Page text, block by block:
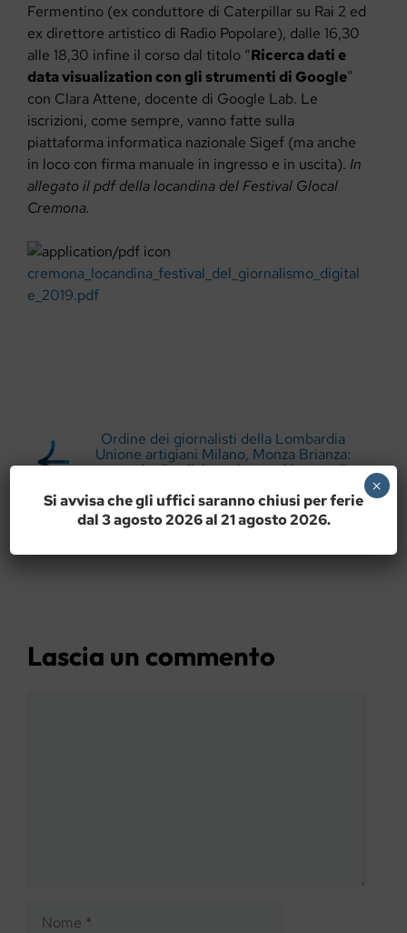
Fermentino (ex conduttore di Caterpillar su Rai 2 ed
ex direttore artistico di Radio Popolare), dalle 16,30
alle 18,30 infine il corso dal titolo “Ricerca dati e
data visualization con gli strumenti di Google”
con Clara Attene, docente di Google Lab. Le
iscrizioni, come sempre, vanno fatte sulla
piattaforma informatica nazionale Sigef (ma anche
in loco con firma manuale in ingresso e in uscita). In
allegato il pdf della locandina del Festival Glocal
Cremona.
cremona_locandina_festival_del_giornalismo_digital
e_2019.pdf
Ordine dei giornalisti della Lombardia
Unione artigiani Milano, Monza Brianza:
accordo di collaborazione sul lavoro di
Donne e potere di fare
Lascia un commento
Si avvisa che gli uffici saranno chiusi per ferie
dal 3 agosto 2026 al 21 agosto 2026.
×